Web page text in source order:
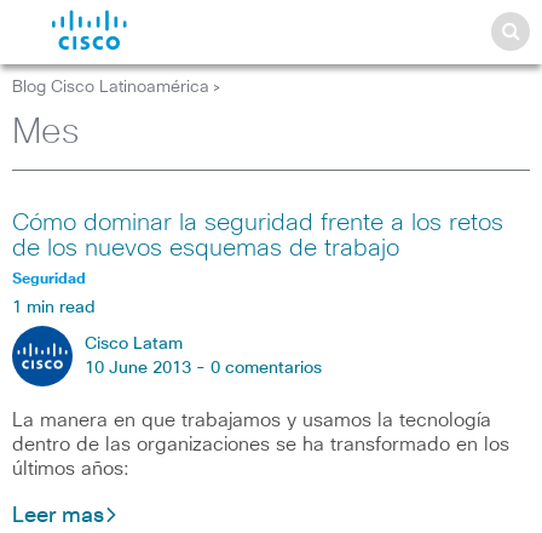
Blog Cisco Latinoamérica >
Mes
Cómo dominar la seguridad frente a los retos
de los nuevos esquemas de trabajo
Seguridad
1 min read
Cisco Latam
10 June 2013 - 0 comentarios
La manera en que trabajamos y usamos la tecnología
dentro de las organizaciones se ha transformado en los
últimos años:
Leer mas